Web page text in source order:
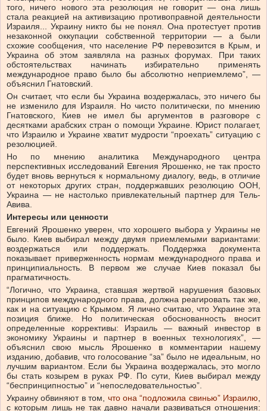
того, ничего нового эта резолюция не говорит — она лишь
стала реакцией на активизацию противоправной деятельности
Израиля... Украину никто бы не понял. Она протестует против
незаконной оккупации собственной территории — а были
схожие сообщения, что население РФ перевозится в Крым, и
Украина об этом заявляла на разных форумах. При таких
обстоятельствах начинать избирательно применять
международное право было бы абсолютно неприемлемо”, —
объяснил Гнатовский.
Он считает, что если бы Украина воздержалась, это ничего бы
не изменило для Израиля. Но чисто политически, по мнению
Гнатовского, Киев не имел бы аргументов в разговоре с
десятками арабских стран о помощи Украине. Юрист полагает,
что Израилю и Украине хватит мудрости “проехать” ситуацию с
резолюцией.
Но по мнению аналитика Международного центра
перспективных исследований Евгения Ярошенко, не так просто
будет вновь вернуться к нормальному диалогу, ведь, в отличие
от некоторых других стран, поддержавших резолюцию ООН,
Украина — не настолько привлекательный партнер для Тель-
Авива.
Интересы или ценности
Евгений Ярошенко уверен, что хорошего выбора у Украины не
было. Киев выбирал между двумя приемлемыми вариантами:
воздержаться или поддержать. Поддержка документа
показывает приверженность нормам международного права и
принципиальность. В первом же случае Киев показал бы
прагматичность.
“Логично, что Украина, ставшая жертвой нарушения базовых
принципов международного права, должна реагировать так же,
как и на ситуацию с Крымом. Я лично считаю, что Украине эта
позиция ближе. Но политическая обоснованность вносит
определенные коррективы: Израиль — важный инвестор в
экономику Украины и партнер в военных технологиях”, —
объяснил свою мысль Ярошенко в комментарии нашему
изданию, добавив, что голосование “за” было не идеальным, но
лучшим вариантом. Если бы Украина воздержалась, это могло
бы стать козырем в руках РФ. По сути, Киев выбирал между
“беспринципностью” и “непоследовательностью”.
Украину обвиняют в том, что она “подложила свинью” Израилю,
с которым лишь не так давно начали развиваться отношения: